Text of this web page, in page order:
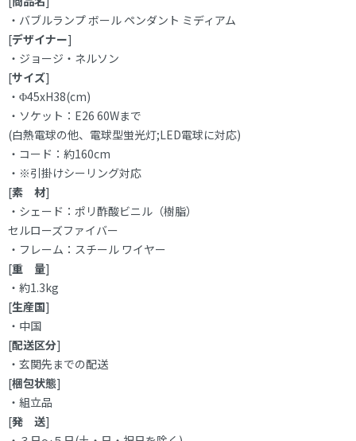
・バブルランプ ボール ペンダント ミディアム
[デザイナー]
・ジョージ・ネルソン
[サイズ]
・Φ45xH38(cm)
・ソケット：E26 60Wまで
(白熱電球の他、電球型蛍光灯;LED電球に対応)
・コード：約160cm
・※引掛けシーリング対応
[素 材]
・シェード：ポリ酢酸ビニル（樹脂）
セルローズファイバー
・フレーム：スチール ワイヤー
[重 量]
・約1.3kg
[生産国]
・中国
[配送区分]
・玄関先までの配送
[梱包状態]
・組立品
[発 送]